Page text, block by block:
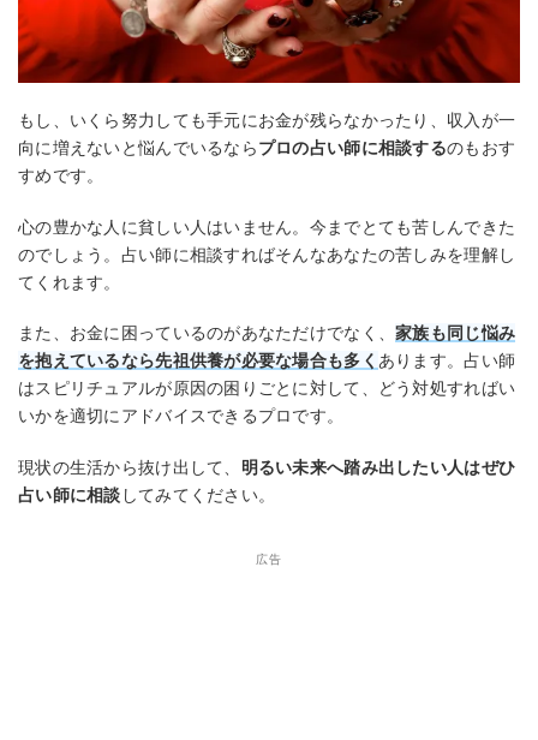
もし、いくら努力しても手元にお金が残らなかったり、収入が一
向に増えないと悩んでいるならプロの占い師に相談するのもおす
すめです。
心の豊かな人に貧しい人はいません。今までとても苦しんできた
のでしょう。占い師に相談すればそんなあなたの苦しみを理解し
てくれます。
また、お金に困っているのがあなただけでなく、家族も同じ悩み
を抱えているなら先祖供養が必要な場合も多く あります。占い師
はスピリチュアルが原因の困りごとに対して、どう対処すればい
いかを適切にアドバイスできるプロです。
現状の生活から抜け出して、 明るい未来へ踏み出したい人はぜひ
占い師に相談 してみてください。
広告